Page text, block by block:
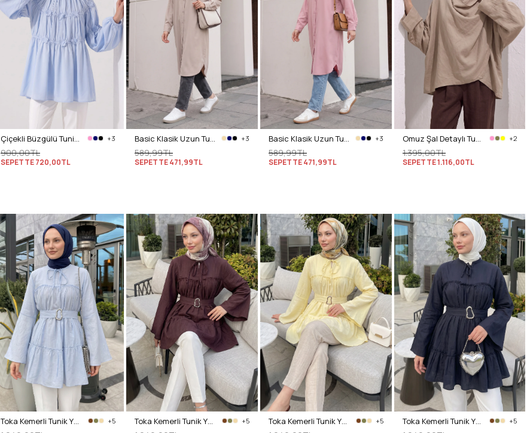
Çiçekli Büzgülü Tunik 5501 - BEBE MAVİSİ +3
900,00TL
SEPETTE720,00TL
Basic Klasik Uzun Tunik 4061 - TAŞ RENGİ +3
589,99TL
SEPETTE471,99TL
Basic Klasik Uzun Tunik 4061 - PUDRA PEMBE +3
589,99TL
SEPETTE471,99TL
Omuz Şal Detaylı Tunik Y0156 - VİZON +2
1.395,00TL
SEPETTE1.116,00TL
Toka Kemerli Tunik Y0135 - BEBE MAVİSİ +5 Toka Kemerli Tunik Y0135 - MÜRDÜM +5 Toka Kemerli Tunik Y0135 - SARI +5 Toka Kemerli Tunik Y0135 - LACİVERT +5